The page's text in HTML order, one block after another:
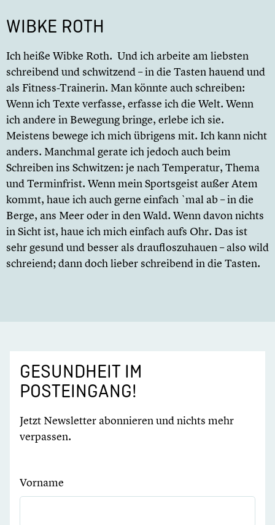
WIBKE ROTH
Ich heiße Wibke Roth. Und ich arbeite am liebsten
schreibend und schwitzend – in die Tasten hauend und
als Fitness-Trainerin. Man könnte auch schreiben:
Wenn ich Texte verfasse, erfasse ich die Welt. Wenn
ich andere in Bewegung bringe, erlebe ich sie.
Meistens bewege ich mich übrigens mit. Ich kann nicht
anders. Manchmal gerate ich jedoch auch beim
Schreiben ins Schwitzen: je nach Temperatur, Thema
und Terminfrist. Wenn mein Sportsgeist außer Atem
kommt, haue ich auch gerne einfach `mal ab – in die
Berge, ans Meer oder in den Wald. Wenn davon nichts
in Sicht ist, haue ich mich einfach aufs Ohr. Das ist
sehr gesund und besser als draufloszuhauen – also wild
schreiend; dann doch lieber schreibend in die Tasten.
GESUNDHEIT IM
POSTEINGANG!
Jetzt Newsletter abonnieren und nichts mehr
verpassen.
Vorname